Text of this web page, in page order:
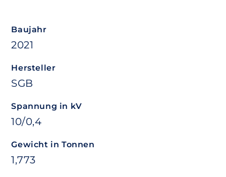
Baujahr
2021
Hersteller
SGB
Spannung in kV
10/0,4
Gewicht in Tonnen
1,773